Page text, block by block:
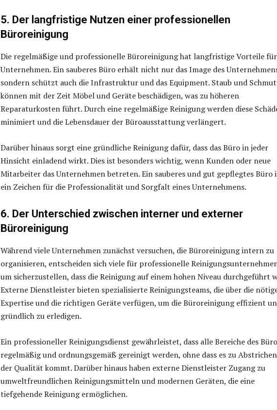
5. Der langfristige Nutzen einer professionellen
Büroreinigung
Die regelmäßige und professionelle Büroreinigung hat langfristige Vorteile
Unternehmen. Ein sauberes Büro erhält nicht nur das Image des
sondern schützt auch die Infrastruktur und das Equipment. Staub und
können mit der Zeit Möbel und Geräte beschädigen, was zu höheren
Reparaturkosten führt. Durch eine regelmäßige Reinigung werden diese
minimiert und die Lebensdauer der Büroausstattung verlängert.
Darüber hinaus sorgt eine gründliche Reinigung dafür, dass das Büro in jeder
Hinsicht einladend wirkt. Dies ist besonders wichtig, wenn Kunden oder neue
Mitarbeiter das Unternehmen betreten. Ein sauberes und gut gepflegtes Büro
ein Zeichen für die Professionalität und Sorgfalt eines Unternehmens.
6. Der Unterschied zwischen interner und externer
Büroreinigung
Während viele Unternehmen zunächst versuchen, die Büroreinigung intern zu
organisieren, entscheiden sich viele für professionelle
um sicherzustellen, dass die Reinigung auf einem hohen Niveau durchgeführt
Externe Dienstleister bieten spezialisierte Reinigungsteams, die über die
Expertise und die richtigen Geräte verfügen, um die Büroreinigung effizient
gründlich zu erledigen.
Ein professioneller Reinigungsdienst gewährleistet, dass alle Bereiche des
regelmäßig und ordnungsgemäß gereinigt werden, ohne dass es zu
der Qualität kommt. Darüber hinaus haben externe Dienstleister Zugang zu
umweltfreundlichen Reinigungsmitteln und modernen Geräten, die eine
tiefgehende Reinigung ermöglichen.